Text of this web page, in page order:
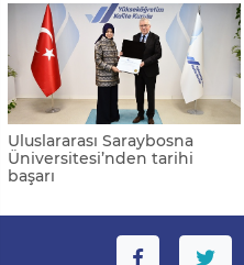
Uluslararası Saraybosna
Üniversitesi’nden tarihi
başarı